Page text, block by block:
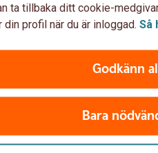
och riktigt bra villkor
eller säljer via
ta tillbaka ditt cookie-
din profil när du är inloggad. Så
Godkänn
Bara